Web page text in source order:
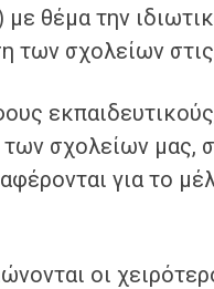
θέμα την
των σχολείων
σχολείων μας,
για το
οι